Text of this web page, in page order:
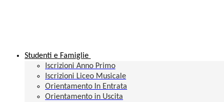
Studenti e Famiglie
Iscrizioni Anno Primo
Iscrizioni Liceo Musicale
Orientamento In Entrata
Orientamento in Uscita